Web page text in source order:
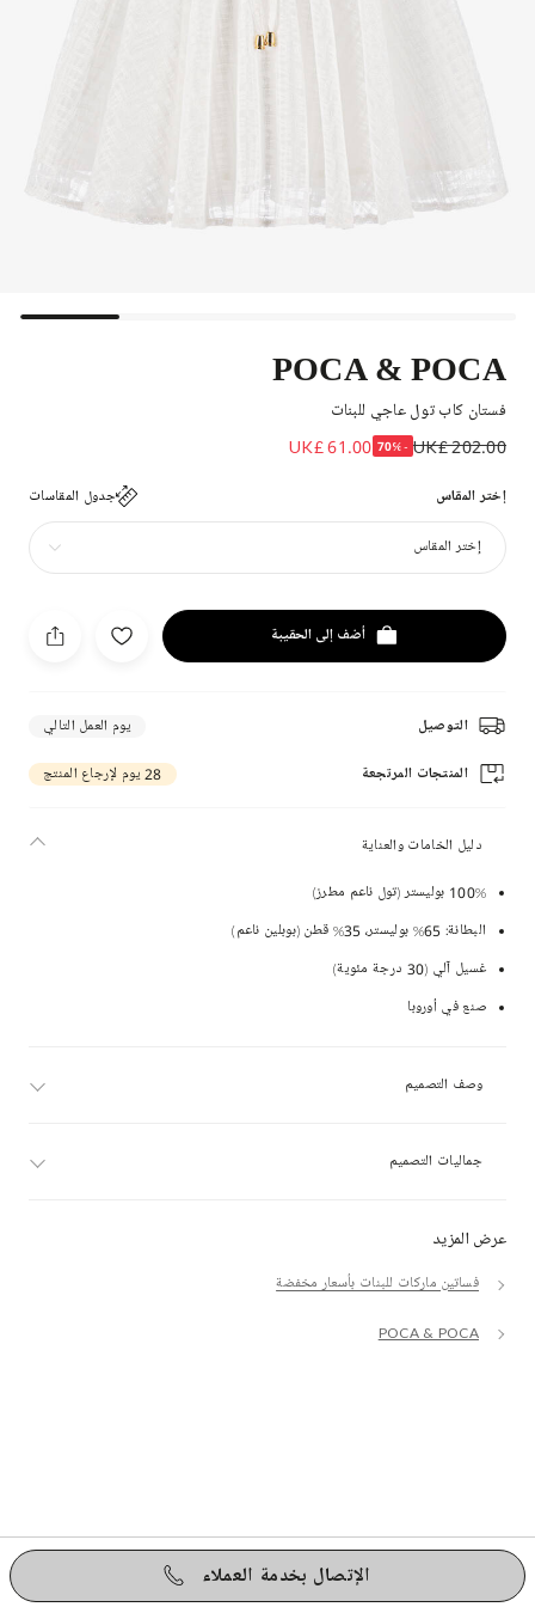
POCA & POCA
فستان كاب تول عاجي للبنات
UK£ 202.00
-70%
UK£ 61.00
إختر المقاس جدول المقاسات
إختر المقاس
أضف إلى الحقيبة
التوصيل يوم العمل التالي
المنتجات المرتجعة 28 يوم لإرجاع المنتج
عرض المزيد
فساتين ماركات للبنات بأسعار مخفضة
POCA & POCA
دليل الخامات والعناية
100% بوليستر (تول ناعم مطرز)
البطانة: 65% بوليستر، 35% قطن (بوبلين ناعم)
غسيل آلي (30 درجة مئوية)
صنع في أوروبا
وصف التصميم
جماليات التصميم
الإتصال بخدمة العملاء